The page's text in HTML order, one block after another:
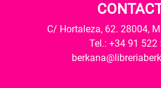
C/ Hortaleza, 62. 28004,
Tel.: +34 91 522